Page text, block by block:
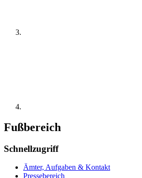
Fußbereich
Schnellzugriff
Ämter, Aufgaben & Kontakt
Pressebereich